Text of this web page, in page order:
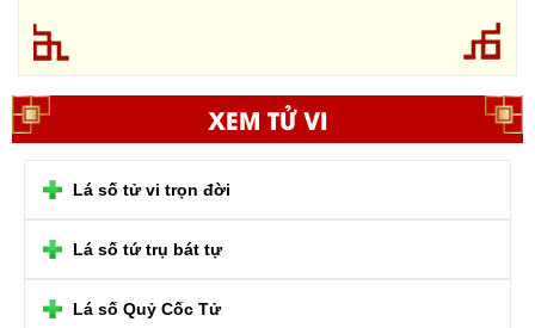
XEM TỬ VI
Lá số tử vi trọn đời
Lá số tứ trụ bát tự
Lá số Quỷ Cốc Tử